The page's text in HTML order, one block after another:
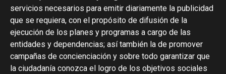
servicios necesarios para emitir diariamente la publicidad
que se requiera, con el propósito de difusión de la
ejecución de los planes y programas a cargo de las
entidades y dependencias; así también la de promover
campañas de concienciación y sobre todo garantizar que
la ciudadanía conozca el logro de los objetivos sociales